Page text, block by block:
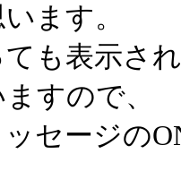
います。
も表示さ
すので、
セージの